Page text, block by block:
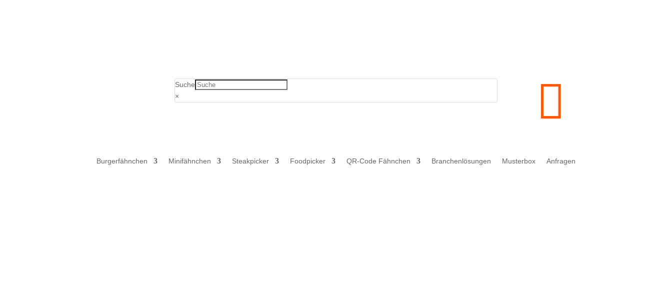
Suche
×

Burgerfähnchen Minifähnchen Steakpicker Foodpicker QR-Code Fähnchen Branchenlösungen Musterbox Anfragen